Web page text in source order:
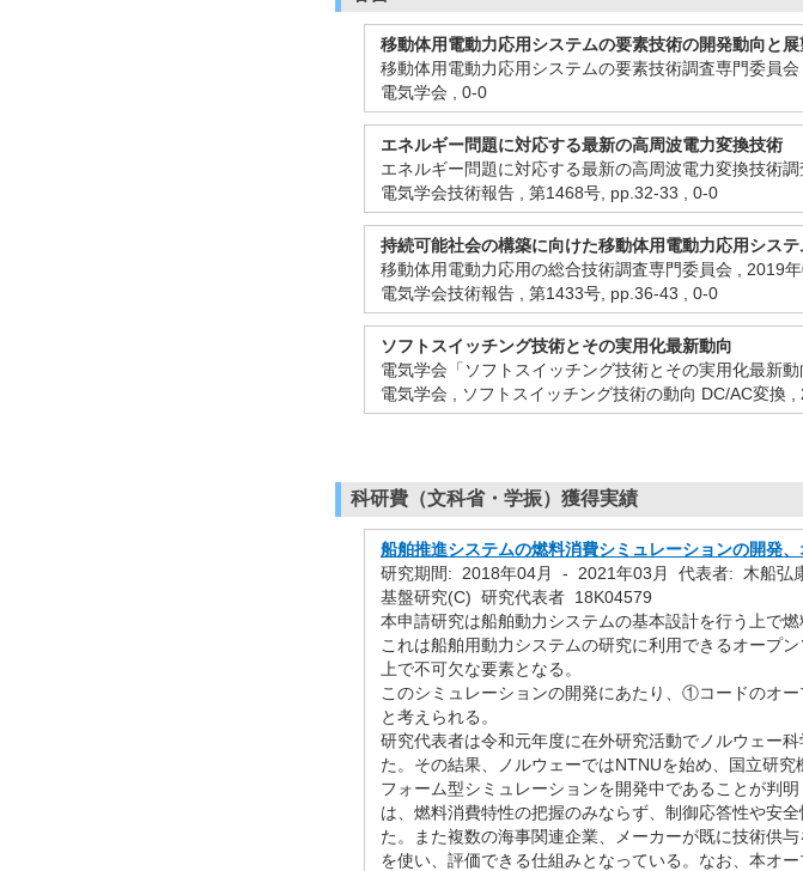
移動体用電動力応用システムの要素技術の開発動向と展
移動体用電動力応用システムの要素技術調査専門委員
電気学会 , 0-0
エネルギー問題に対応する最新の高周波電力変換技術
エネルギー問題に対応する最新の高周波電力変換技術
電気学会技術報告 , 第1468号, pp.32-33 , 0-0
持続可能社会の構築に向けた移動体用電動力応用シス
移動体用電動力応用の総合技術調査専門委員会 , 2019年
電気学会技術報告 , 第1433号, pp.36-43 , 0-0
ソフトスイッチング技術とその実用化最新動向
電気学会「ソフトスイッチング技術とその実用化最新
電気学会 , ソフトスイッチング技術の動向 DC/AC変換 ,
科研費（文科省・学振）獲得実績
船舶推進システムの燃料消費シミュレーションの開発
研究期間: 2018年04月 - 2021年03月 代表者: 木船弘
基盤研究(C) 研究代表者 18K04579
本申請研究は船舶動力システムの基本設計を行う上で
これは船舶用動力システムの研究に利用できるオープ
上で不可欠な要素となる。
このシミュレーションの開発にあたり、①コードのオ
と考えられる。
研究代表者は令和元年度に在外研究活動でノルウェー
た。その結果、ノルウェーではNTNUを始め、国立研
フォーム型シミュレーションを開発中であることが判
は、燃料消費特性の把握のみならず、制御応答性や安
た。また複数の海事関連企業、メーカーが既に技術供
を使い、評価できる仕組みとなっている。なお、本オ